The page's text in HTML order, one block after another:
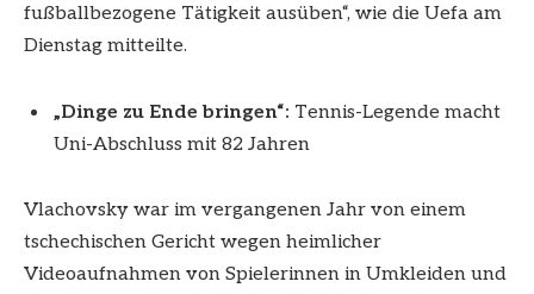
fußballbezogene Tätigkeit ausüben“, wie die Uefa am
Dienstag mitteilte.
„Dinge zu Ende bringen“: Tennis-Legende macht
Uni-Abschluss mit 82 Jahren
Vlachovsky war im vergangenen Jahr von einem
tschechischen Gericht wegen heimlicher
Videoaufnahmen von Spielerinnen in Umkleiden und